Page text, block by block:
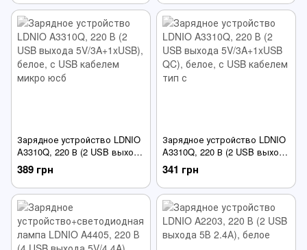
Зарядное устройство LDNIO
A3310Q, 220 В (2 USB выхода
5V/3A+1xUSB), белое, с USB
кабелем микро юсб
389 грн
Зарядное устройство LDNIO
A3310Q, 220 В (2 USB выхода
5V/3A+1xUSB QC), белое, с
USB кабелем тип с
341 грн